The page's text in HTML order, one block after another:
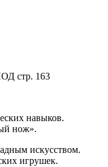
стр. 163
навыков.
нож».
искусством.
игрушек.